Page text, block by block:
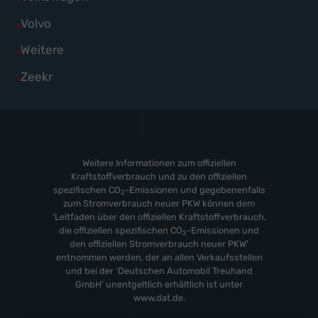
Suzuki
anzeigen
Toyota
anzeigen
Fahrzeuge
Volkswagen
anzeigen
Volvo
Alle
Fahrzeuge
Volvo
Weitere
Alle
Fahrzeuge
Zeekr
Alle
Weitere Informationen zum offiziellen
Kraftstoffverbrauch und zu den offiziellen
spezifischen CO2-Emissionen und gegebenenfalls
zum Stromverbrauch neuer PKW können dem
'Leitfaden über den offiziellen Kraftstoffverbrauch,
die offiziellen spezifischen CO2-Emissionen und
den offiziellen Stromverbrauch neuer PKW'
entnommen werden, der an allen Verkaufsstellen
und bei der 'Deutschen Automobil Treuhand
GmbH' unentgeltlich erhältlich ist unter
www.dat.de.